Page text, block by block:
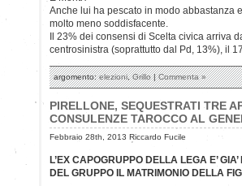
Anche lui ha pescato in modo abbastanza
molto meno soddisfacente.
Il 23% dei consensi di Scelta civica arriva
centrosinistra (soprattutto dal Pd, 13%), il
argomento:elezioni,Grillo|Commenta »
PIRELLONE, SEQUESTRATI TRE
CONSULENZE TAROCCO AL
Febbraio 28th, 2013 Riccardo Fucile
L’EX CAPOGRUPPO DELLA LEGA E’
DEL GRUPPO IL MATRIMONIO DELLA